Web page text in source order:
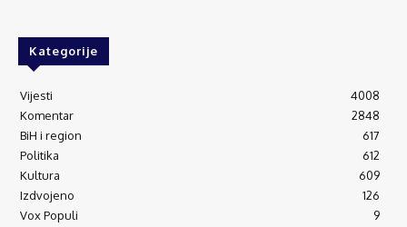
Kategorije
Vijesti
4008
Komentar
2848
BiH i region
617
Politika
612
Kultura
609
Izdvojeno
126
Vox Populi
9